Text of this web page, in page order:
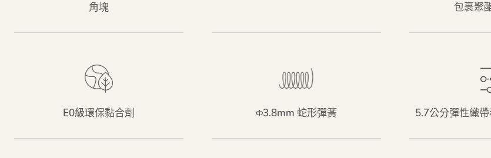
角塊
包裹聚
E0級環保黏合劑 Φ3.8mm 蛇形彈簧 5.7公分彈性織